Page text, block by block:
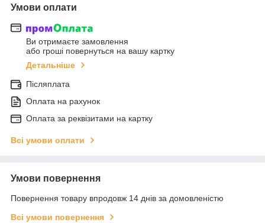
Умови оплати
Ви отримаєте замовлення
або гроші повернуться на вашу картку
Детальніше
Післяплата
Оплата на рахунок
Оплата за реквізитами на картку
Всі умови оплати
Умови повернення
Повернення товару впродовж 14 днів за домовленістю
Всі умови повернення